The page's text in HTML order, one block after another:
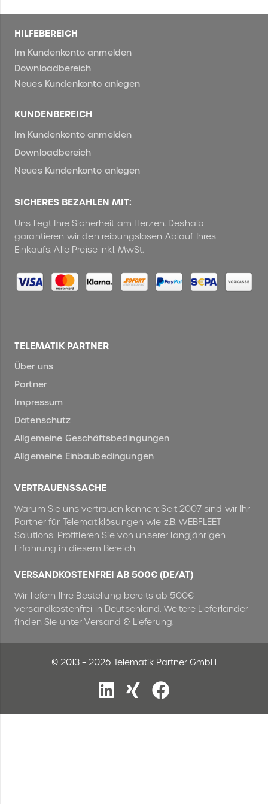
HILFEBEREICH
Im Kundenkonto anmelden
Downloadbereich
Neues Kundenkonto anlegen
KUNDENBEREICH
Im Kundenkonto anmelden
Downloadbereich
Neues Kundenkonto anlegen
SICHERES BEZAHLEN MIT:
Uns liegt Ihre Sicherheit am Herzen. Deshalb
garantieren wir den reibungslosen Ablauf Ihres
Einkaufs. Alle Preise inkl. MwSt.
TELEMATIK PARTNER
Über uns
Partner
Impressum
Datenschutz
Allgemeine Geschäftsbedingungen
Allgemeine Einbaubedingungen
VERTRAUENSSACHE
Warum Sie uns vertrauen können: Seit 2007 sind wir Ihr
Partner für Telematiklösungen wie z.B. WEBFLEET
Solutions. Profitieren Sie von unserer langjährigen
Erfahrung in diesem Bereich.
VERSANDKOSTENFREI AB 500€ (DE/AT)
Wir liefern Ihre Bestellung bereits ab 500€
versandkostenfrei in Deutschland. Weitere Lieferländer
finden Sie unter Versand & Lieferung.
© 2013 – 2026 Telematik Partner GmbH